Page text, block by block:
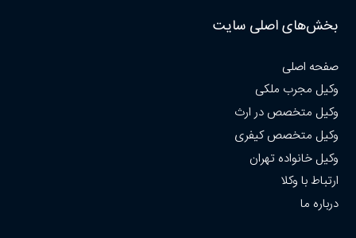
بخش‌های اصلی سایت
صفحه اصلی
وکیل مجرب ملکی
وکیل متخصص در ارث
وکیل متخصص کیفری
وکیل خانواده تهران
ارتباط با وکلا
درباره ما